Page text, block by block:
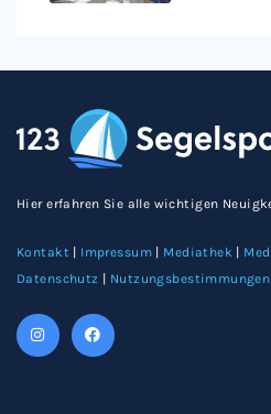
Hier erfahren Sie alle wichtigen
Kontakt | Impressum | Mediathek |
Datenschutz | Nutzungsbestimmungen